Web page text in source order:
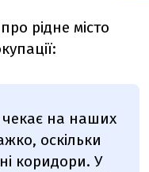
рідне місто
чекає на наших
оскільки
коридори. У